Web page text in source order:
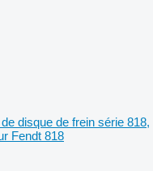
disque de frein série 818,
Fendt 818